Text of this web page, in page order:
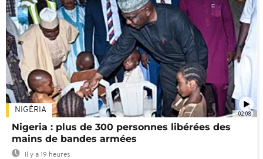
02:08
NIGÉRIA
Nigeria : plus de 300 personnes libérées des
mains de bandes armées
Il y a 19 heures